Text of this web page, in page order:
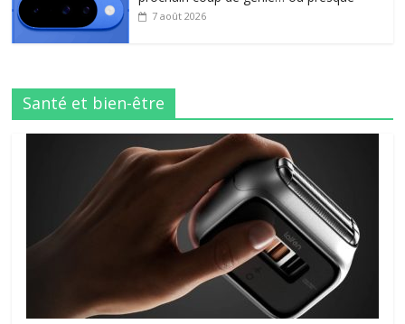
7 août 2026
Santé et bien-être